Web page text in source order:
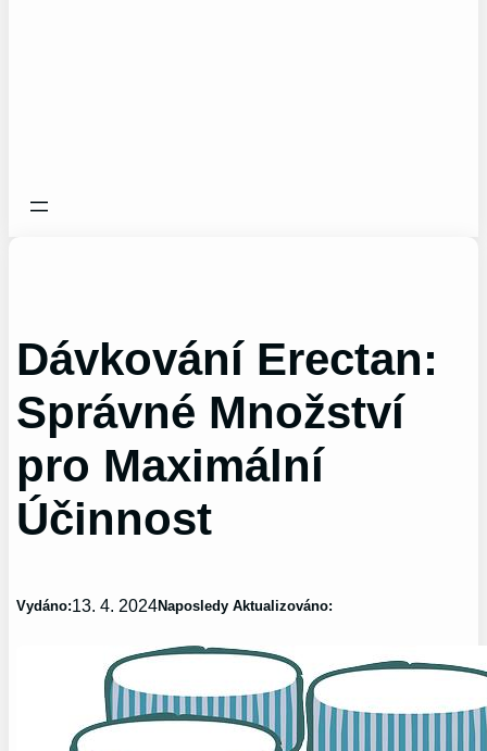
Dávkování Erectan:
Správné Množství
pro Maximální
Účinnost
Vydáno:13. 4. 2024Naposledy Aktualizováno: